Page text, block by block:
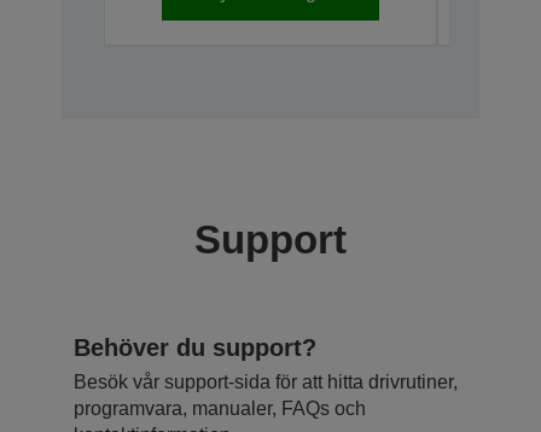
Support
Behöver du support?
Besök vår support-sida för att hitta drivrutiner,
programvara, manualer, FAQs och